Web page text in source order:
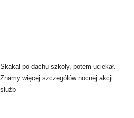
Skakał po dachu szkoły, potem uciekał.
Znamy więcej szczegółów nocnej akcji
służb